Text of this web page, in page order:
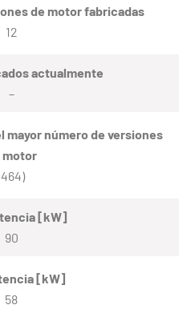
de motor fabricadas
12
actualmente
–
mayor número de versiones
motor
[kW]
90
[kW]
58